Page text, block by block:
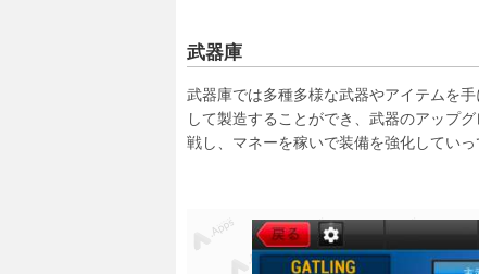
武器庫
武器庫では多種多様な武器やアイテムを
して製造することができ、武器のアップ
戦し、マネーを稼いで装備を強化していっ